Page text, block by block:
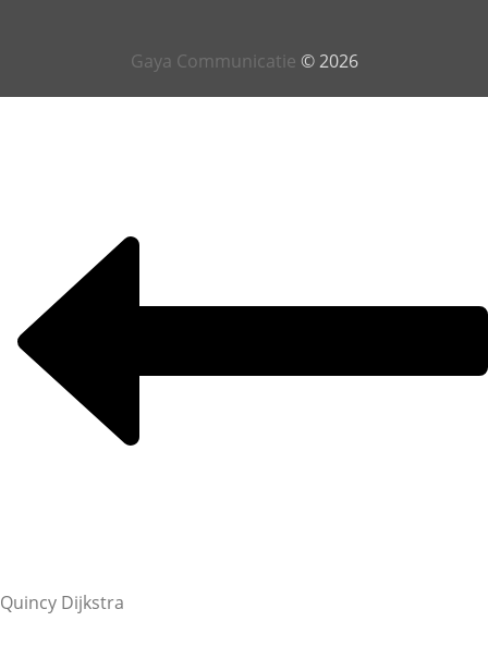
Gaya Communicatie © 2026
Quincy Dijkstra